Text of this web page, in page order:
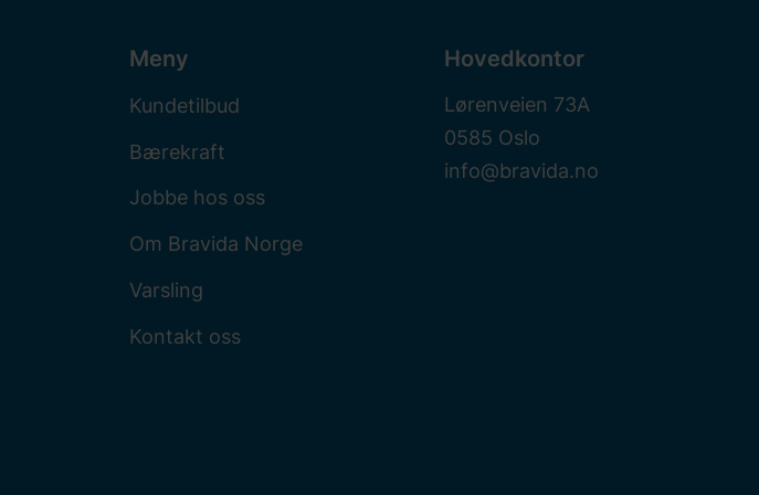
Meny
Kundetilbud
Bærekraft
Jobbe hos oss
Om Bravida Norge
Varsling
Kontakt oss
Hovedkontor
Lørenveien 73A
0585 Oslo
info@bravida.no